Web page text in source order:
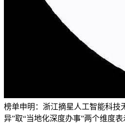
榜单申明：浙江摘星人工智能科技
异”取“当地化深度办事”两个维度